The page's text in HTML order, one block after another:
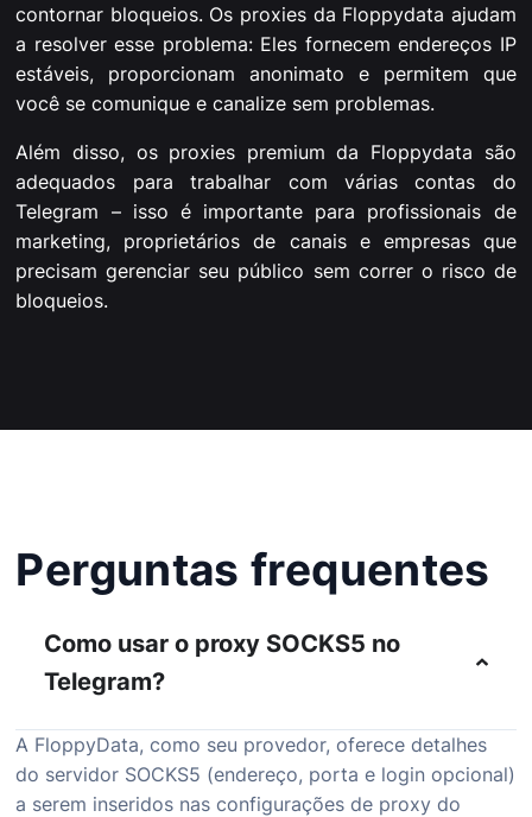
contornar bloqueios. Os proxies da Floppydata ajudam
a resolver esse problema: Eles fornecem endereços IP
estáveis, proporcionam anonimato e permitem que
você se comunique e canalize sem problemas.
Além disso, os proxies premium da Floppydata são
adequados para trabalhar com várias contas do
Telegram – isso é importante para profissionais de
marketing, proprietários de canais e empresas que
precisam gerenciar seu público sem correr o risco de
bloqueios.
Perguntas frequentes
Como usar o proxy SOCKS5 no
Telegram?
A FloppyData, como seu provedor, oferece detalhes
do servidor SOCKS5 (endereço, porta e login opcional)
a serem inseridos nas configurações de proxy do